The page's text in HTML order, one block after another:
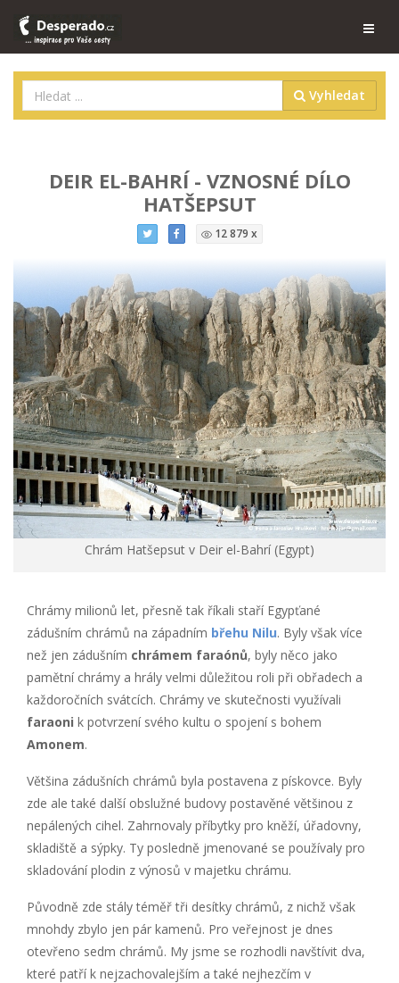
Vyhledat
DEIR EL-BAHRÍ - VZNOSNÉ DÍLO
HATŠEPSUT
12 879 x
Chrám Hatšepsut v Deir el-Bahrí (Egypt)
Chrámy milionů let, přesně tak říkali staří Egypťané
zádušním chrámů na západním břehu Nilu. Byly však více
než jen zádušním chrámem faraónů, byly něco jako
pamětní chrámy a hrály velmi důležitou roli při obřadech a
každoročních svátcích. Chrámy ve skutečnosti využívali
faraoni k potvrzení svého kultu o spojení s bohem
Amonem.
Většina zádušních chrámů byla postavena z pískovce. Byly
zde ale také další obslužné budovy postavěné většinou z
nepálených cihel. Zahrnovaly příbytky pro kněží, úřadovny,
skladiště a sýpky. Ty posledně jmenované se používaly pro
skladování plodin z výnosů v majetku chrámu.
Původně zde stály téměř tři desítky chrámů, z nichž však
mnohdy zbylo jen pár kamenů. Pro veřejnost je dnes
otevřeno sedm chrámů. My jsme se rozhodli navštívit dva,
které patří k nejzachovalejším a také nejhezčím v